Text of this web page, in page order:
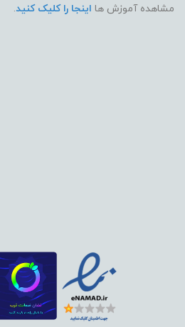
مشاهده آموزش ها اینجا را کلیک کنید.